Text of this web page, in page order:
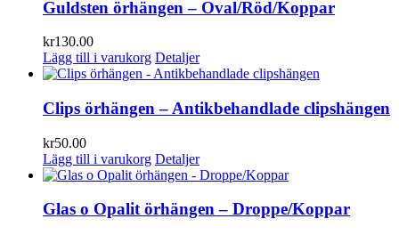
Guldsten örhängen – Oval/Röd/Koppar
kr130.00
Lägg till i varukorg Detaljer
Clips örhängen – Antikbehandlade clipshängen
kr50.00
Lägg till i varukorg Detaljer
Glas o Opalit örhängen – Droppe/Koppar